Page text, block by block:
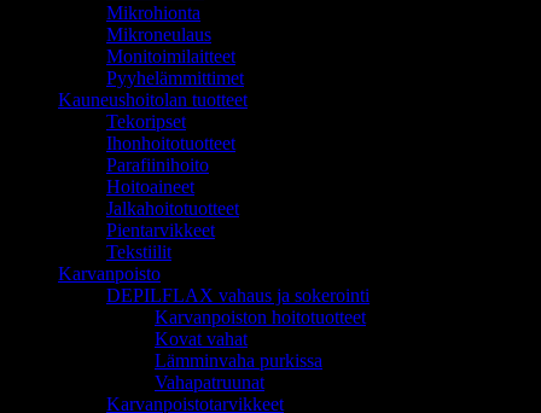
Mikrohionta
Mikroneulaus
Monitoimilaitteet
Pyyhelämmittimet
Kauneushoitolan tuotteet
Tekoripset
Ihonhoitotuotteet
Parafiinihoito
Hoitoaineet
Jalkahoitotuotteet
Pientarvikkeet
Tekstiilit
Karvanpoisto
DEPILFLAX vahaus ja sokerointi
Karvanpoiston hoitotuotteet
Kovat vahat
Lämminvaha purkissa
Vahapatruunat
Karvanpoistotarvikkeet